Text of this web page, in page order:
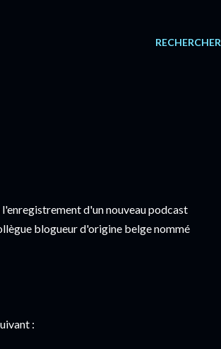
RECHERCHER
d'un nouveau podcast
blogueur d'origine belge nommé
: